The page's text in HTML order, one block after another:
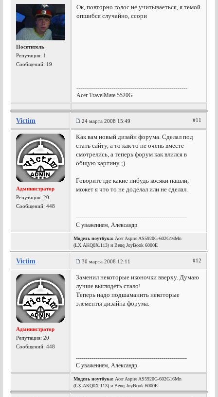
Посетитель
Репутация: 1
Сообщений: 19
Ок, повторно голос не учитываеться, я темой
опшибся случайно, ссори
---------------------------------------------------------
Acer TravelMate 5520G
Victim 24 марта 2008 15:49 #11
Администратор
Репутация:20
Сообщений: 448
Как вам новый дизайн форума. Сделал под
стать сайту, а то как то не очень вместе
смотрелись, а теперь форум как влился в
общую картину ;)
Говорите где какие нибудь косяки нашли,
может я что то не доделал или не сделал.
---------------------------------------------------------
С уважением, Александр.
Модель ноутбука: Acer Aspire AS5920G-602G16Mn
(LX.AKQ0X.113) и Benq JoyBook 6000E
Victim 30 марта 2008 12:11 #12
Администратор
Репутация:20
Сообщений: 448
Заменил некоторые иконочки вверху. Думаю
лучше выглядеть стало!
Теперь надо подшаманить некоторые
элементы дизайна форума.
---------------------------------------------------------
С уважением, Александр.
Модель ноутбука: Acer Aspire AS5920G-602G16Mn
(LX.AKQ0X.113) и Benq JoyBook 6000E